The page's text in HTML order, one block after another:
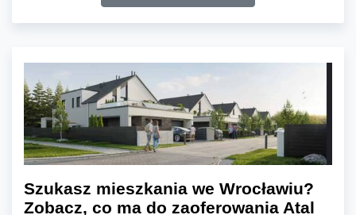
Szukasz mieszkania we Wrocławiu?
Zobacz, co ma do zaoferowania Atal